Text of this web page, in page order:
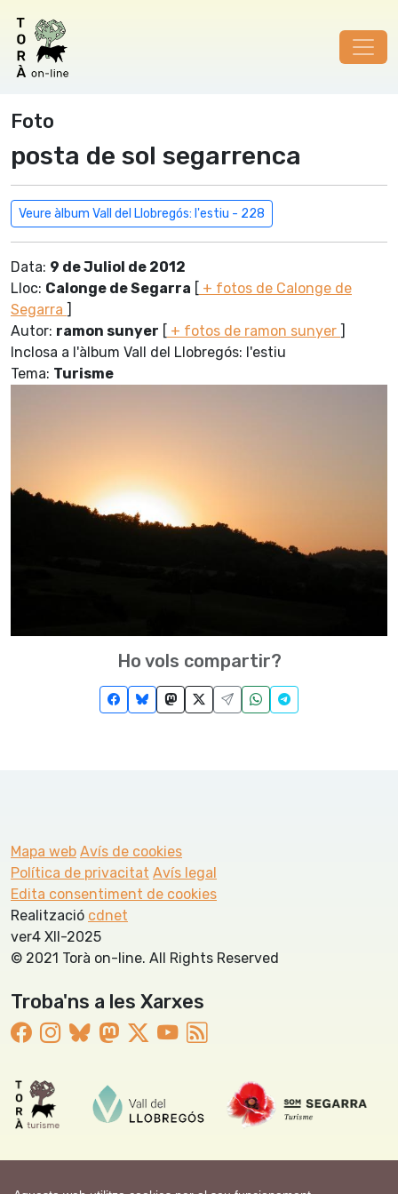
Foto
posta de sol segarrenca
Veure àlbum Vall del Llobregós: l'estiu - 228
Data: 9 de Juliol de 2012
Lloc: Calonge de Segarra [ + fotos de Calonge de
Segarra ]
Autor: ramon sunyer [ + fotos de ramon sunyer ]
Inclosa a l'àlbum Vall del Llobregós: l'estiu
Tema: Turisme
Ho vols compartir?
Mapa web Avís de cookies
Política de privacitat Avís legal
Edita consentiment de cookies
Realització cdnet
ver4 XII-2025
© 2021 Torà on-line. All Rights Reserved
Troba'ns a les Xarxes